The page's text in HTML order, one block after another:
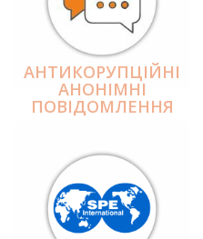
АНТИКОРУПЦІЙНІ
АНОНІМНІ
ПОВІДОМЛЕННЯ